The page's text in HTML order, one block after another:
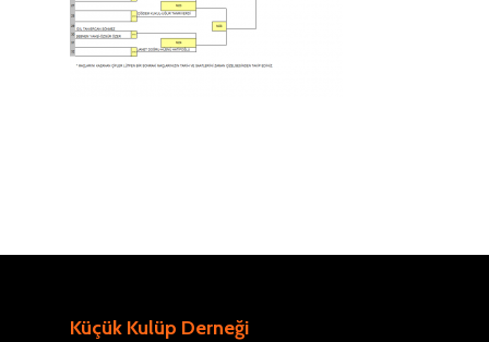
Küçük Kulüp Derneği